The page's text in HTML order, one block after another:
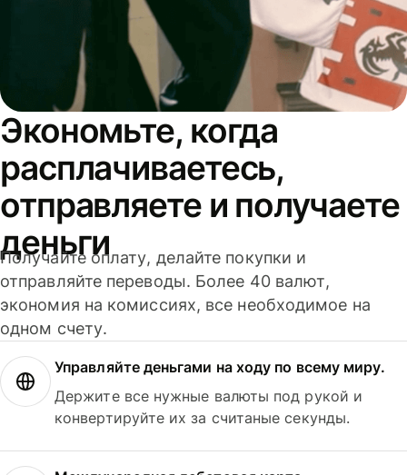
Экономьте, когда
расплачиваетесь,
отправляете и получаете
деньги
Получайте оплату, делайте покупки и
отправляйте переводы. Более 40 валют,
экономия на комиссиях, все необходимое на
одном счету.
Управляйте деньгами на ходу по всему миру.
Держите все нужные валюты под рукой и
конвертируйте их за считаные секунды.